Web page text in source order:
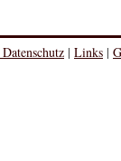
| Links |